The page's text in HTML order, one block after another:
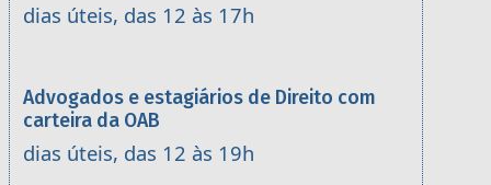
dias úteis, das 12 às 17h
Advogados e estagiários de Direito com
carteira da OAB
dias úteis, das 12 às 19h